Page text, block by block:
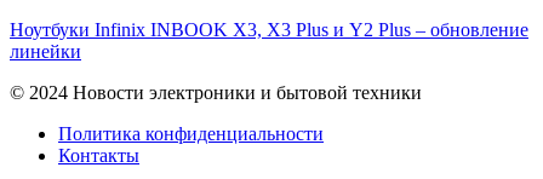
Ноутбуки Infinix INBOOK X3, X3 Plus и Y2 Plus – обновление
линейки
© 2024 Новости электроники и бытовой техники
Политика конфиденциальности
Контакты